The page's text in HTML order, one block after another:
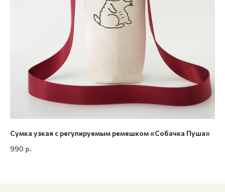
Сумка узкая с регулируемым ремешком «Собачка Пуша»
990 р.